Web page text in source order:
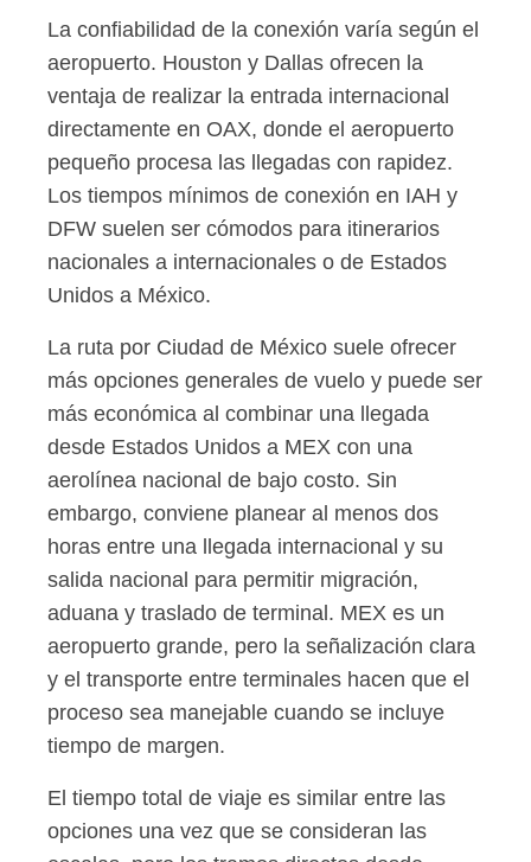
La confiabilidad de la conexión varía según el
aeropuerto. Houston y Dallas ofrecen la
ventaja de realizar la entrada internacional
directamente en OAX, donde el aeropuerto
pequeño procesa las llegadas con rapidez.
Los tiempos mínimos de conexión en IAH y
DFW suelen ser cómodos para itinerarios
nacionales a internacionales o de Estados
Unidos a México.
La ruta por Ciudad de México suele ofrecer
más opciones generales de vuelo y puede ser
más económica al combinar una llegada
desde Estados Unidos a MEX con una
aerolínea nacional de bajo costo. Sin
embargo, conviene planear al menos dos
horas entre una llegada internacional y su
salida nacional para permitir migración,
aduana y traslado de terminal. MEX es un
aeropuerto grande, pero la señalización clara
y el transporte entre terminales hacen que el
proceso sea manejable cuando se incluye
tiempo de margen.
El tiempo total de viaje es similar entre las
opciones una vez que se consideran las